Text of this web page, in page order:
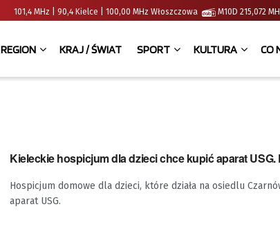
101,4 MHz | 90,4 Kielce | 100,00 MHz Włoszczowa M10D
REGION KRAJ / ŚWIAT SPORT KULTURA CO
Kieleckie hospicjum dla dzieci chce kupić aparat
Hospicjum domowe dla dzieci, które działa na osiedlu
aparat USG.